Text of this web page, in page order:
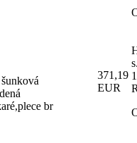
br
371,19
EUR